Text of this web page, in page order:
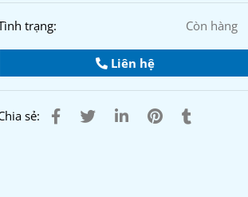
trạng: Còn hàng
Liên hệ
sẻ: